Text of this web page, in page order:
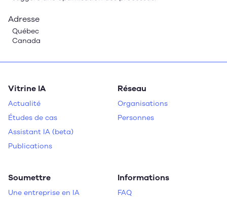
Adresse
Québec
Canada
Vitrine IA
Actualité
Études de cas
Assistant IA (beta)
Publications
Réseau
Organisations
Personnes
Soumettre
Une entreprise en IA
Informations
FAQ